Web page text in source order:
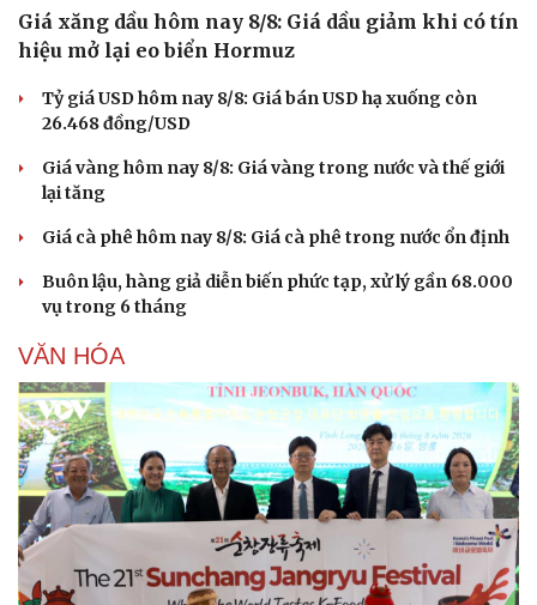
Giá xăng dầu hôm nay 8/8: Giá dầu giảm khi có tín
hiệu mở lại eo biển Hormuz
Tỷ giá USD hôm nay 8/8: Giá bán USD hạ xuống còn
26.468 đồng/USD
Giá vàng hôm nay 8/8: Giá vàng trong nước và thế giới
lại tăng
Giá cà phê hôm nay 8/8: Giá cà phê trong nước ổn định
Buôn lậu, hàng giả diễn biến phức tạp, xử lý gần 68.000
vụ trong 6 tháng
VĂN HÓA